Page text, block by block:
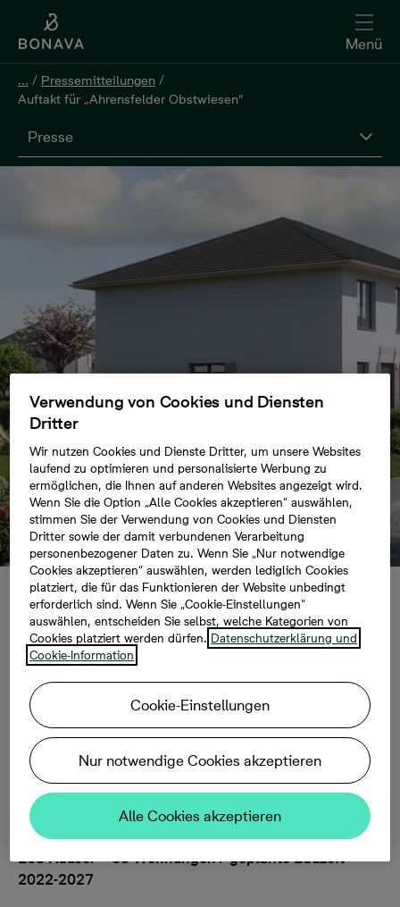
Menü
... / Pressemitteilungen /
Auftakt für „Ahrensfelder Obstwiesen“
Presse
Auftakt für
„Ahrensfelder
Obstwiesen“
11.10.2022, 08:00
Bonava plant Neubauquartier am Blumberger Damm /
168 Häuser + 63 Wohnungen / geplante Bauzeit
2022-2027
Verwendung von Cookies und Diensten
Dritter
Wir nutzen Cookies und Dienste Dritter, um unsere Websites
laufend zu optimieren und personalisierte Werbung zu
ermöglichen, die Ihnen auf anderen Websites angezeigt wird.
Wenn Sie die Option „Alle Cookies akzeptieren“ auswählen,
stimmen Sie der Verwendung von Cookies und Diensten
Dritter sowie der damit verbundenen Verarbeitung
personenbezogener Daten zu. Wenn Sie „Nur notwendige
Cookies akzeptieren“ auswählen, werden lediglich Cookies
platziert, die für das Funktionieren der Website unbedingt
erforderlich sind. Wenn Sie „Cookie-Einstellungen“
auswählen, entscheiden Sie selbst, welche Kategorien von
Cookies platziert werden dürfen. Datenschutzerklärung und
Cookie-Information
Cookie-Einstellungen
Nur notwendige Cookies akzeptieren
Alle Cookies akzeptieren